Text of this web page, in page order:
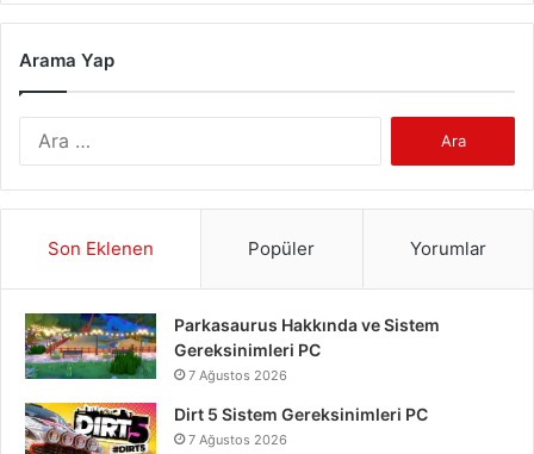
Arama Yap
Son Eklenen Popüler Yorumlar
Parkasaurus Hakkında ve Sistem
Gereksinimleri PC
7 Ağustos 2026
Dirt 5 Sistem Gereksinimleri PC
7 Ağustos 2026